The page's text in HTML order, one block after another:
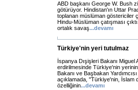
ABD başkanı George W. Bush
götürüyor. Hindistan'ın Uttar
toplanan müslüman göstericiler
Hindu-Müslüman çatışması
ortalık savaş...devamı
Türkiye'nin yeri tutulmaz
İspanya Dışişleri Bakanı
erdirilmesinde Türkiye'nin
Bakanı ve Başbakan
açıklamada, "Türkiye'nin, İslam
özelliğinin...devamı